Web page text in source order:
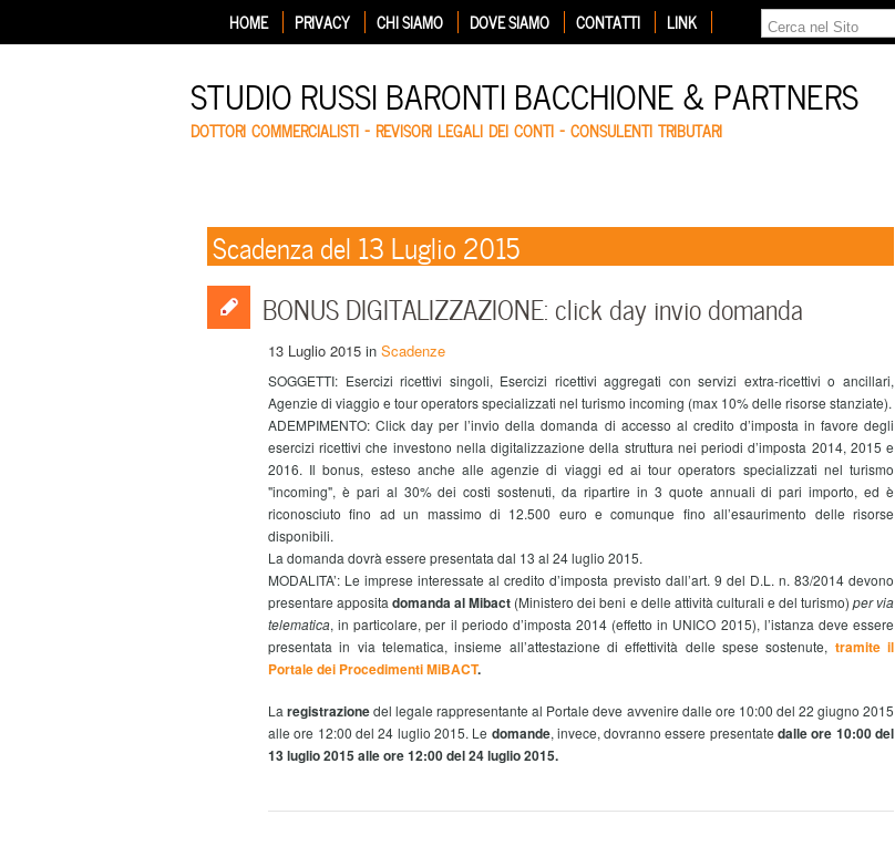
HOME PRIVACY CHI SIAMO DOVE SIAMO CONTATTI LINK
STUDIO RUSSI BARONTI BACCHIONE & PARTNERS
DOTTORI COMMERCIALISTI – REVISORI LEGALI DEI CONTI – CONSULENTI TRIBUTARI
Scadenza del 13 Luglio 2015
BONUS DIGITALIZZAZIONE: click day invio domanda
13 Luglio 2015 in Scadenze
SOGGETTI: Esercizi ricettivi singoli, Esercizi ricettivi aggregati con servizi extra-ricettivi o ancillari,
Agenzie di viaggio e tour operators specializzati nel turismo incoming (max 10% delle risorse stanziate).
ADEMPIMENTO: Click day per l’invio della domanda di accesso al credito d’imposta in favore degli
esercizi ricettivi che investono nella digitalizzazione della struttura nei periodi d’imposta 2014, 2015 e
2016. Il bonus, esteso anche alle agenzie di viaggi ed ai tour operators specializzati nel turismo
"incoming", è pari al 30% dei costi sostenuti, da ripartire in 3 quote annuali di pari importo, ed è
riconosciuto fino ad un massimo di 12.500 euro e comunque fino all’esaurimento delle risorse
disponibili.
La domanda dovrà essere presentata dal 13 al 24 luglio 2015.
MODALITA’: Le imprese interessate al credito d’imposta previsto dall’art. 9 del D.L. n. 83/2014 devono
presentare appositadomanda al Mibact (Ministero dei beni e delle attività culturali e del turismo) per via
telematica, in particolare, per il periodo d’imposta 2014 (effetto in UNICO 2015), l’istanza deve essere
presentata in via telematica, insieme all’attestazione di effettività delle spese sostenute, tramite il
Portale dei Procedimenti MiBACT.
Laregistrazionedel legale rappresentante al Portale deve avvenire dalle ore 10:00 del 22 giugno 2015
alle ore 12:00 del 24 luglio 2015. Le domande, invece, dovranno essere presentate dalle ore 10:00 del
13 luglio 2015 alle ore 12:00 del 24 luglio 2015.